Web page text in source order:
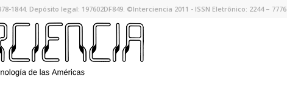
1844. Depósito legal: 197602DF849. ©Interciencia 2011 - ISSN Eletrônico: 2244 – 7776